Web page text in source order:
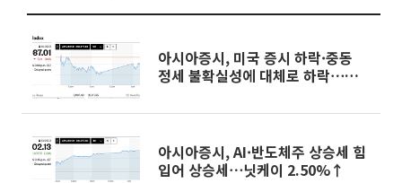
아시아증시, 미국 증시 하락·중동
정세 불확실성에 대체로 하락⋯상하
아시아증시, AI·반도체주 상승세 힘
입어 상승세⋯닛케이 2.50%↑